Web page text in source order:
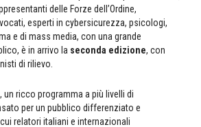
delle Forze dell’Ordine,
esperti in cybersicurezza, psicologi,
e di mass media, con una grande
è in arrivo la seconda edizione, con
di rilievo.
, un ricco programma a più livelli di
per un pubblico differenziato e
relatori italiani e internazionali